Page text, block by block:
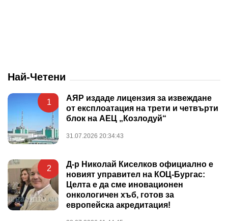
Най-Четени
1
АЯР издаде лицензия за извеждане
от експлоатация на трети и четвърти
блок на АЕЦ „Козлодуй“
31.07.2026 20:34:43
2
Д-р Николай Киселков официално е
новият управител на КОЦ-Бургас:
Целта е да сме иновационен
онкологичен хъб, готов за
европейска акредитация!